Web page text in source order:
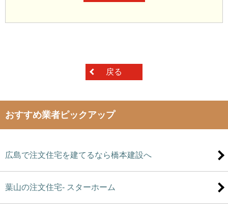
戻る
おすすめ業者ピックアップ
広島で注文住宅を建てるなら橋本建設へ
葉山の注文住宅- スターホーム